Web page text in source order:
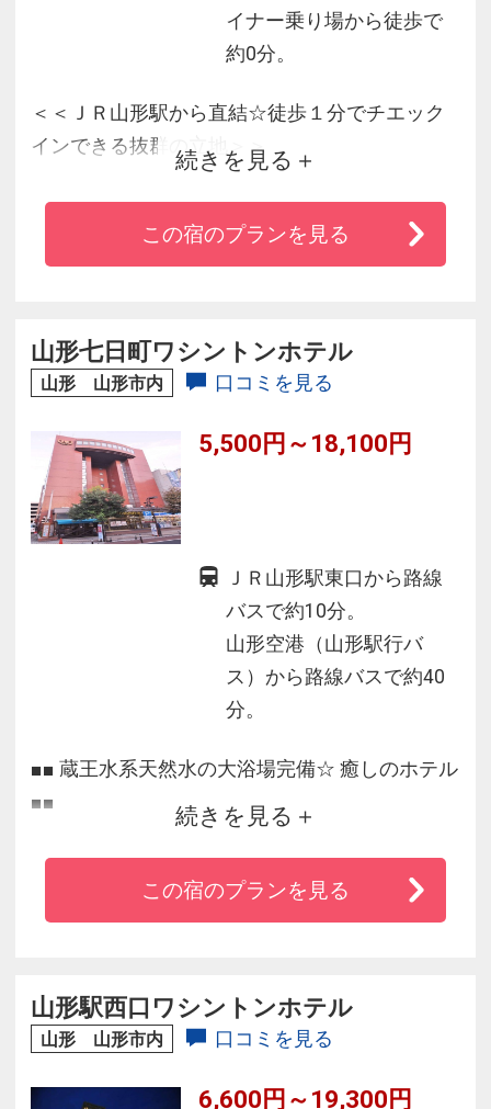
イナー乗り場から徒歩で
約0分。
＜＜ＪＲ山形駅から直結☆徒歩１分でチエック
インできる抜群の立地＞＞
★移動もラクラク♪バスプールやタクシープール
★チェックイン午後3時・アウト午前11時でごゆ
★地産地消にこだわり山形食材を利用した
【和・洋】の優雅な朝食を召し上がれ
続きを見る
この宿のプランを見る
山形七日町ワシントンホテル
山形 山形市内 口コミを見る
5,500円～18,100円
ＪＲ山形駅東口から路線
バスで約10分。
山形空港（山形駅行バ
ス）から路線バスで約40
分。
■■ 蔵王水系天然水の大浴場完備☆ 癒しのホテル
■■
１）館内１階に男女別の大浴場がございます♪
大きなお風呂で１日の疲れをリフレッシュ！
可♪
お仕事もサクサクはかどります！
３）24Ｈのコンビニが併設♪
続きを見る
この宿のプランを見る
山形駅西口ワシントンホテル
山形 山形市内 口コミを見る
6,600円～19,300円